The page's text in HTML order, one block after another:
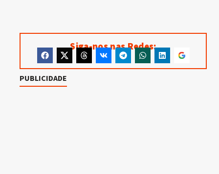
Siga-nos nas Redes:
PUBLICIDADE